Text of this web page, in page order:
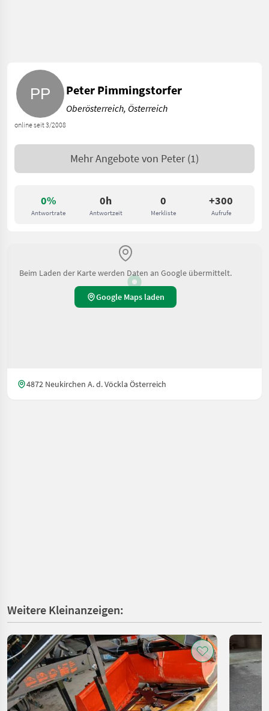
0%
Antwortrate
0h
Antwortzeit
0
Merkliste
+300
Aufrufe
online seit 3/2008
Peter Pimmingstorfer
Oberösterreich, Österreich
Mehr Angebote von Peter (1)
Beim Laden der Karte werden Daten an Google übermittelt.
Google Maps laden
4872 Neukirchen A. d. Vöckla Österreich
Weitere Kleinanzeigen: